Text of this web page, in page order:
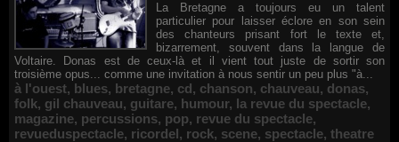
La Bretagne a toujours eu un talent
particulier pour laisser éclore en son sein
des chanteurs prisant fort le texte et,
bizarrement, souvent dans la langue de
Voltaire. Donas est de ceux-là et il vient tout juste de sortir son
troisième opus... comme une invitation à nous sentir un peu plus "à...
à l'ouest, blues, bretagne, cd, chanson, chauveau, donas,
folk, gil chauveau, guitare, humour, la revue du spectacle,
magazine, percussions, pop, revue du spectacle,
revueduspectacle, ricordel, rock, scene, spectacle, theatre